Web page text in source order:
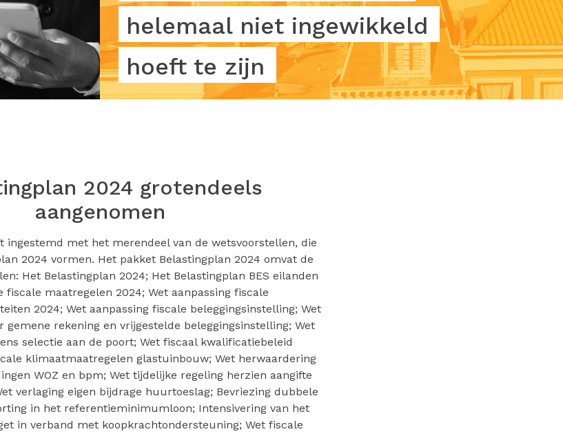
helemaal niet ingewikkeld
hoeft te zijn
2024 grotendeels
aangenomen
ingestemd met het merendeel van de wetsvoorstellen, die
2024 vormen. Het pakket Belastingplan 2024 omvat de
Het Belastingplan 2024; Het Belastingplan BES eilanden
fiscale maatregelen 2024; Wet aanpassing fiscale
2024; Wet aanpassing fiscale beleggingsinstelling; Wet
gemene rekening en vrijgestelde beleggingsinstelling; Wet
selectie aan de poort; Wet fiscaal kwalificatiebeleid
klimaatmaatregelen glastuinbouw; Wet herwaardering
WOZ en bpm; Wet tijdelijke regeling herzien aangifte
verlaging eigen bijdrage huurtoeslag; Bevriezing dubbele
in het referentieminimumloon; Intensivering van het
in verband met koopkrachtondersteuning; Wet fiscale